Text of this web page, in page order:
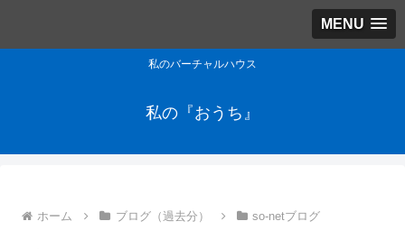
MENU
私のバーチャルハウス
私の『おうち』
ホーム ブログ（過去分） so-netブログ